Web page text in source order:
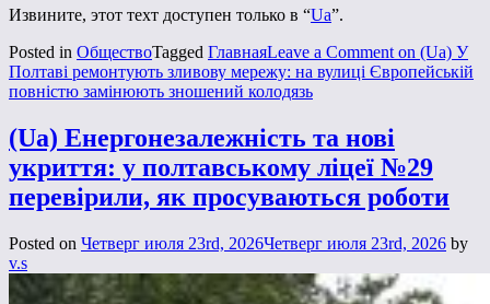
Извините, этот техт доступен только в “Ua”.
Posted in ОбществоTagged ГлавнаяLeave a Comment on (Ua) У
Полтаві ремонтують зливову мережу: на вулиці Європейській
повністю замінюють зношений колодязь
(Ua) Енергонезалежність та нові
укриття: у полтавському ліцеї №29
перевірили, як просуваються роботи
Posted on Четверг июля 23rd, 2026Четверг июля 23rd, 2026 by
v.s